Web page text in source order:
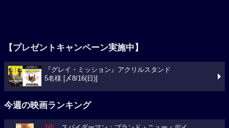
【プレゼントキャンペーン実施中】
『グレイ・ミッション』アクリルスタンド
5名様 [〆8/16(日)]
今週の映画ランキング